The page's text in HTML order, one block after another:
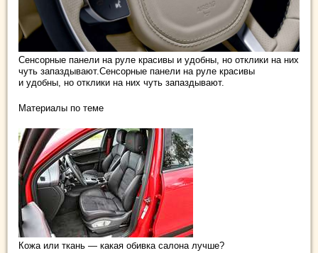
Сенсорные панели на руле красивы и удобны, но отклики на них
чуть запаздывают.Сенсорные панели на руле красивы
и удобны, но отклики на них чуть запаздывают.
Материалы по теме
Кожа или ткань — какая обивка салона лучше?